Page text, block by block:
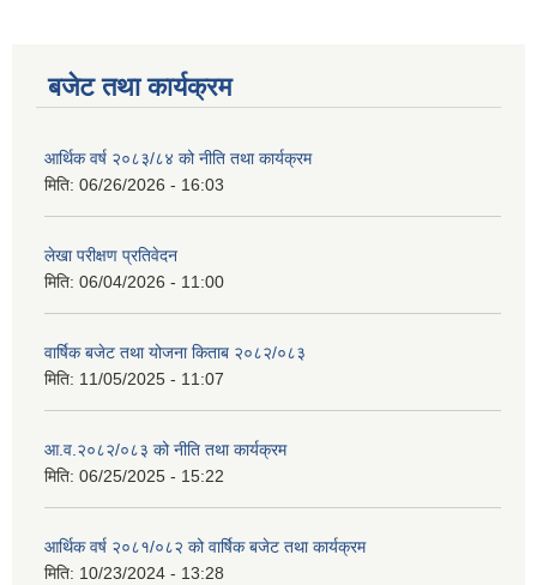
बजेट तथा कार्यक्रम
आर्थिक वर्ष २०८३/८४ को नीति तथा कार्यक्रम
मिति: 06/26/2026 - 16:03
लेखा परीक्षण प्रतिवेदन
मिति: 06/04/2026 - 11:00
वार्षिक बजेट तथा योजना किताब २०८२/०८३
मिति: 11/05/2025 - 11:07
आ.व.२०८२/०८३ को नीति तथा कार्यक्रम
मिति: 06/25/2025 - 15:22
आर्थिक वर्ष २०८१/०८२ को वार्षिक बजेट तथा कार्यक्रम
मिति: 10/23/2024 - 13:28